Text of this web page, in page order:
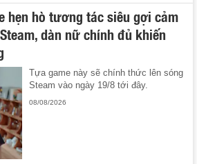
hẹn hò tương tác siêu gợi cảm
dàn nữ chính đủ khiến
Tựa game này sẽ chính thức lên sóng
Steam vào ngày 19/8 tới đây.
08/08/2026